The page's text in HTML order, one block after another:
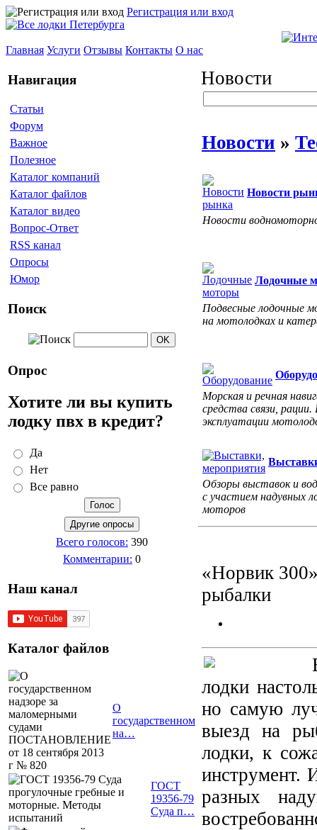
Регистрация или вход
Главная Услуги Отзывы Контакты О нас
Навигация
Статьи
Форум
Важное
Полезное
Каталог компаний
Каталог файлов
Каталог видео
Вопрос-Ответ
RSS канал
Опросы
Юмор
Поиск
Опрос
Хотите ли вы купить
лодку пвх в кредит?
Да
Нет
Все равно
Всего голосов: 390
Комментарии: 0
Наш канал
Каталог файлов
О
государственном
на…
ГОСТ
19356-79
Суда п…
Новости
Новости »
Новости
Новости
Лодочные
Подвесные лодочные
на мотолодках и
Морская и речная
средства связи, рации.
эксплуатации
Обзоры выставок и
с участием надувных
моторов
«Норвик
рыбалки
лодки
но самую
выезд на
лодки, к
инструмент.
разных